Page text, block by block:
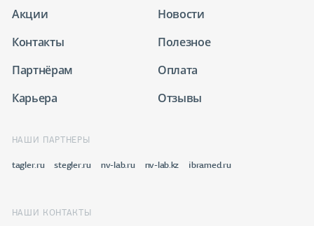
Акции
Новости
Контакты
Полезное
Партнёрам
Оплата
Карьера
Отзывы
НАШИ ПАРТНЕРЫ
tagler.ru stegler.ru nv-lab.ru nv-lab.kz ibramed.ru
НАШИ КОНТАКТЫ